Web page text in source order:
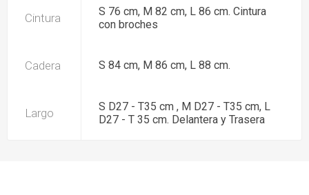
Cintura
S 76 cm, M 82 cm, L 86 cm. Cintura
con broches
Cadera S 84 cm, M 86 cm, L 88 cm.
Largo
S D27 - T35 cm , M D27 - T35 cm, L
D27 - T 35 cm. Delantera y Trasera